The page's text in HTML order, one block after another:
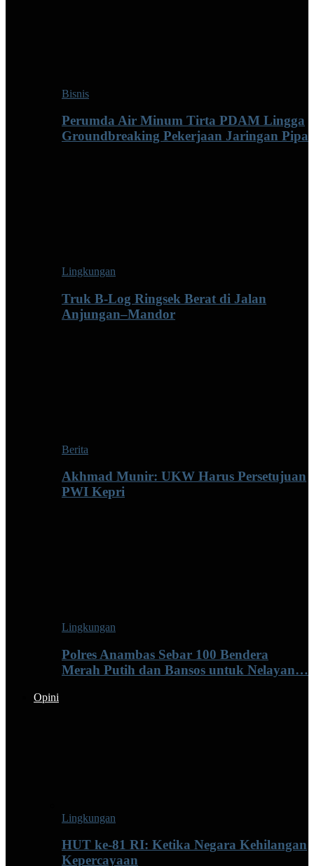
Bisnis
Perumda Air Minum Tirta PDAM Lingga
Groundbreaking Pekerjaan Jaringan Pipa
Lingkungan
Truk B-Log Ringsek Berat di Jalan
Anjungan–Mandor
Berita
Akhmad Munir: UKW Harus Persetujuan
PWI Kepri
Lingkungan
Polres Anambas Sebar 100 Bendera
Merah Putih dan Bansos untuk Nelayan…
Opini
Lingkungan
HUT ke-81 RI: Ketika Negara Kehilangan
Kepercayaan